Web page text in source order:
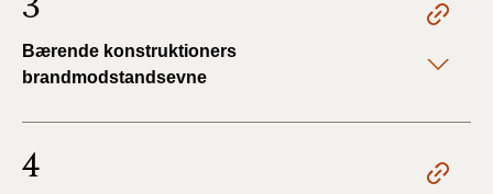
Bærende konstruktioners
brandmodstandsevne
4